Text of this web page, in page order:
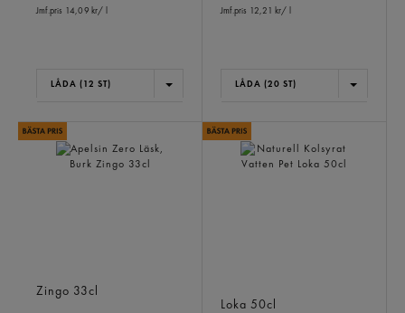
Jmf.pris 14,09 kr/ l
LÅDA (12 ST)
Jmf.pris 12,21 kr/ l
LÅDA (20 ST)
Zingo 33cl
Loka 50cl